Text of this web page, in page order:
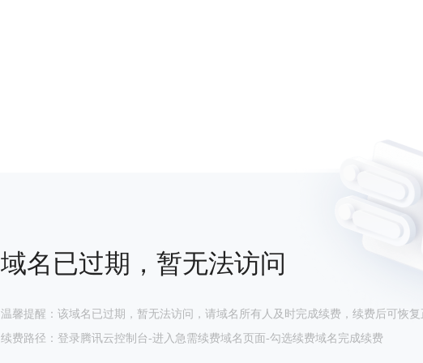
域名已过期，暂无法访问
温馨提醒：该域名已过期，暂无法访问，请域名所有人及时完成续费，续费后可恢复
续费路径：登录腾讯云控制台-进入急需续费域名页面-勾选续费域名完成续费